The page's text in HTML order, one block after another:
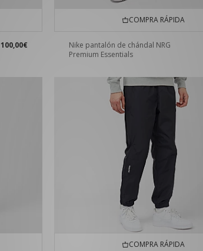
100,00€
COMPRA RÁPIDA
Nike pantalón de chándal NRG
Premium Essentials
COMPRA RÁPIDA